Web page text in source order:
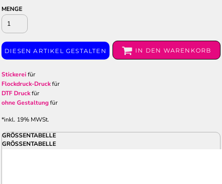
MENGE
DIESEN ARTIKEL GESTALTEN IN DEN WARENKORB
Stickereifür
Flockdruck-Druckfür
DTF Druckfür
ohne Gestaltungfür
*inkl. 19% MWSt.
GRÖSSENTABELLE
GRÖSSENTABELLE